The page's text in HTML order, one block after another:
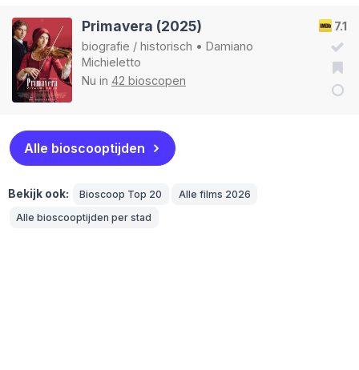
7.1
Primavera (2025)
biografie / historisch • Damiano
Michieletto
Nu in 42 bioscopen
Alle bioscooptijden
Bekijk ook: Bioscoop Top 20
Alle films 2026
Alle bioscooptijden per stad